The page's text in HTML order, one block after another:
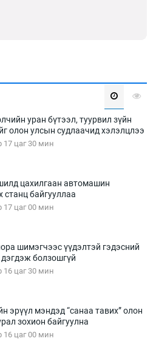
уран бүтээл, туурвил зүйн
олон улсын судлаачид хэлэлцлээ
17 цаг 30 мин
цахилгаан автомашин
станц байгууллаа
17 цаг 00 мин
шимэгчээс үүдэлтэй гэдэсний
болзошгүй
16 цаг 30 мин
эрүүл мэндэд “санаа тавих” олон
зохион байгуулна
16 цаг 00 мин